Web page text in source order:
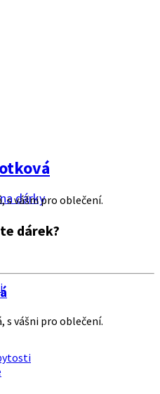
dárky
dárek?
s vášni pro oblečení.
s vášni pro oblečení.